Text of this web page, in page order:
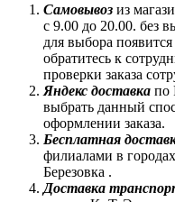
Самовывоз из
с 9.00 до 20.00. без
для выбора
обратитесь к
проверки заказа
Яндекс доставка по
выбрать данный
оформлении заказа.
Бесплатная
филиалами в
Березовка .
Доставка